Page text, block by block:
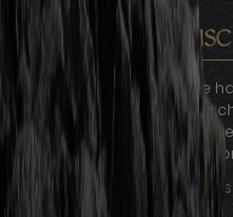
Auf Kelten.de finden Sie
jeden Geldbeutel.
Materialien, bei uns